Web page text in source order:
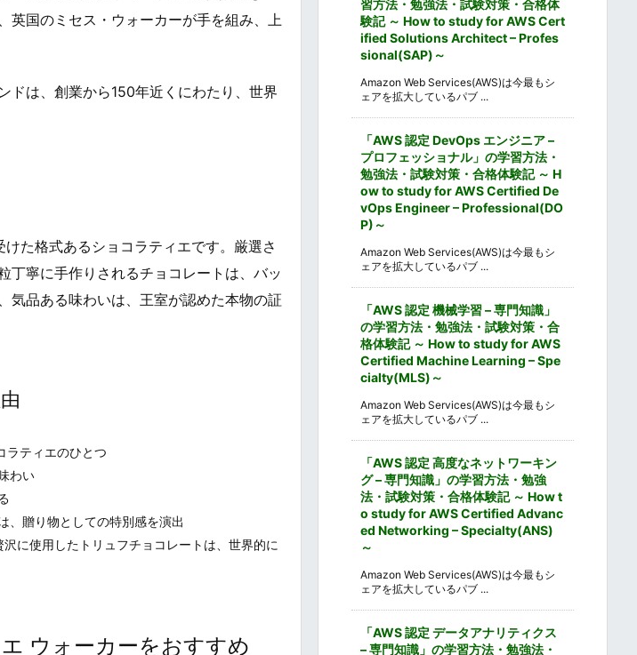
英国のミセス・ウォーカーが手を組み、上
ドは、創業から150年近くにわたり、世界
た格式あるショコラティエです。厳選さ
丁寧に手作りされるチョコレートは、バッ
気品ある味わいは、王室が認めた本物の証
ラティエのひとつ
わい
、贈り物としての特別感を演出
に使用したトリュフチョコレートは、世界的に
ウォーカーをおすすめ
習方法・勉強法・試験対策・合格体
験記 ～ How to study for AWS Cert
ified Solutions Architect – Profes
sional(SAP)～
Amazon Web Services(AWS)は今最もシ
ェアを拡大しているパブ ...
「AWS 認定 DevOps エンジニア –
プロフェッショナル」の学習方法・
勉強法・試験対策・合格体験記 ～ H
ow to study for AWS Certified De
vOps Engineer – Professional(DO
P)～
Amazon Web Services(AWS)は今最もシ
ェアを拡大しているパブ ...
「AWS 認定 機械学習 – 専門知識」
の学習方法・勉強法・試験対策・合
格体験記 ～ How to study for AWS
Certified Machine Learning – Spe
cialty(MLS)～
Amazon Web Services(AWS)は今最もシ
ェアを拡大しているパブ ...
「AWS 認定 高度なネットワーキン
グ – 専門知識」の学習方法・勉強
法・試験対策・合格体験記 ～ How t
o study for AWS Certified Advanc
ed Networking – Specialty(ANS)
～
Amazon Web Services(AWS)は今最もシ
ェアを拡大しているパブ ...
「AWS 認定 データアナリティクス
– 専門知識」の学習方法・勉強法・